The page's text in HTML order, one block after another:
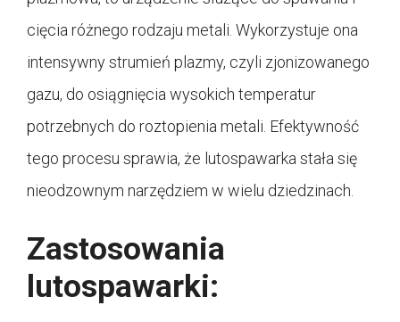
cięcia różnego rodzaju metali. Wykorzystuje ona
intensywny strumień plazmy, czyli zjonizowanego
gazu, do osiągnięcia wysokich temperatur
potrzebnych do roztopienia metali. Efektywność
tego procesu sprawia, że lutospawarka stała się
nieodzownym narzędziem w wielu dziedzinach.
Zastosowania
lutospawarki: